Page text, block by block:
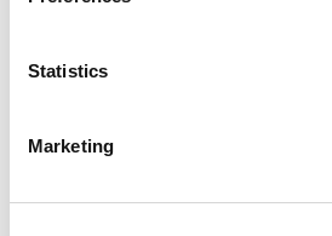
Statistics
Marketing